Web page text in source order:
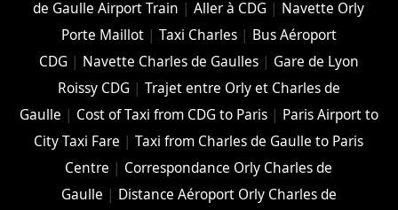
de Gaulle Airport Train |Aller à CDG | Navette Orly
Porte Maillot| Taxi Charles| Bus Aéroport
CDG | Navette Charles de Gaulles| Gare de Lyon
Roissy CDG | Trajet entre Orly et Charles de
Gaulle | Cost of Taxi from CDG to Paris| Paris Airport to
City Taxi Fare |Taxi from Charles de Gaulle to Paris
Centre | Correspondance Orly Charles de
Gaulle | Distance Aéroport Orly Charles de